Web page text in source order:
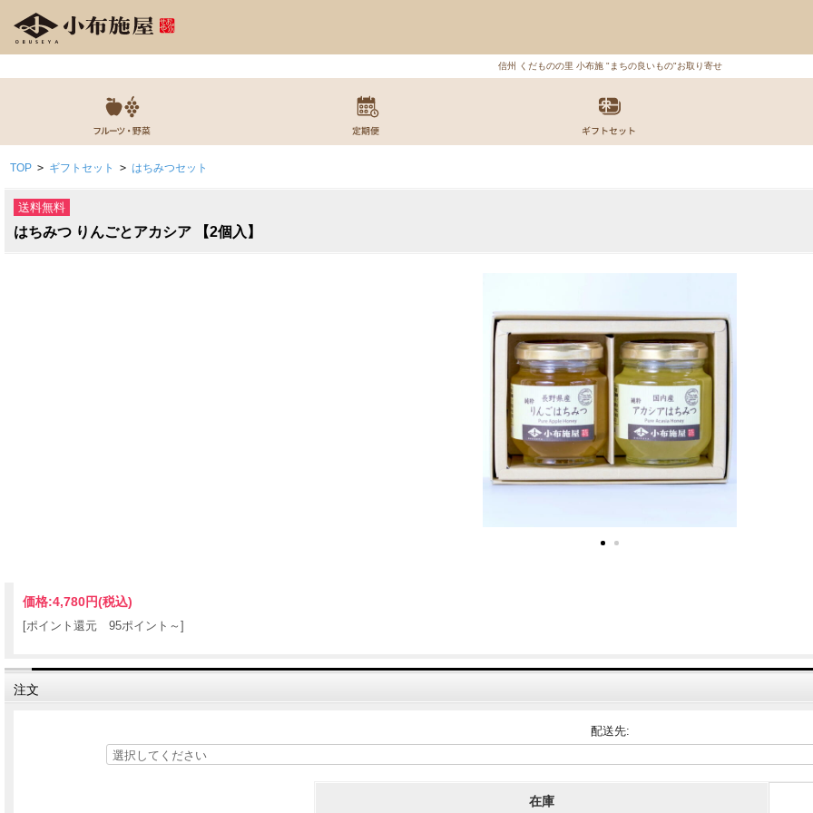
信州 くだものの里 小布施 "まちの良いもの"お取り寄せ
TOP > ギフトセット > はちみつセット
送料無料
はちみつ りんごとアカシア 【2個入】
価格:4,780円(税込)
[ポイント還元 95ポイント～]
注文
配送先:
在庫